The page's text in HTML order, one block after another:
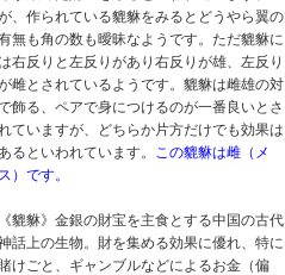
、作られている貔貅をみるとどうやら翼の
無も角の数も曖昧なようです。ただ貔貅に
右反りと左反りがあり右反りが雄、左反り
雌とされているようです。貔貅は雌雄の対
飾る、ペアで身につけるのが一番良いとさ
ていますが、どちらか片方だけでも効果は
るといわれています。
この貔貅は雌（メ
）です。
貔貅》金銀の財宝を主食とする中国の古代
話上の生物。財を集める効果に優れ、特に
けごと、ギャンブルなどによるお金（偏